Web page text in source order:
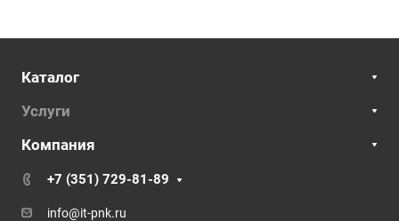
Каталог
Услуги
Компания
+7 (351) 729-81-89
info@it-pnk.ru